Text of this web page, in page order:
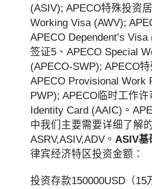
(ASIV); APECO特殊投资
Working Visa (AWV);
APECO Dependent’s
签证5、APECO Special
(APECO-SWP); APECO特
APECO Provisional Work
PWP); APECO临时工作
Identity Card (AAIC)。
中我们主要需要详细了解
ASRV,ASIV,ADV。 ASIV基
律宾经济特区投资金额：
投资存款150000USD（15